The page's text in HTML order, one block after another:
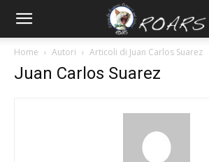
Home Autori Articoli di Juan Carlos Suarez
Juan Carlos Suarez